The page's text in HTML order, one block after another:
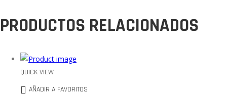
PRODUCTOS RELACIONADOS
QUICK VIEW
AÑADIR A FAVORITOS